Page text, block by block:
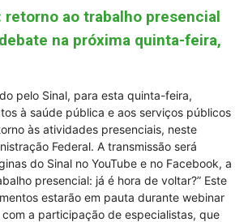
retorno ao trabalho presencial
na próxima quinta-feira,
pelo Sinal, para esta quinta-feira,
à saúde pública e aos serviços públicos
às atividades presenciais, neste
Federal. A transmissão será
do Sinal no YouTube e no Facebook, a
presencial: já é hora de voltar?” Este
estarão em pauta durante webinar
a participação de especialistas, que